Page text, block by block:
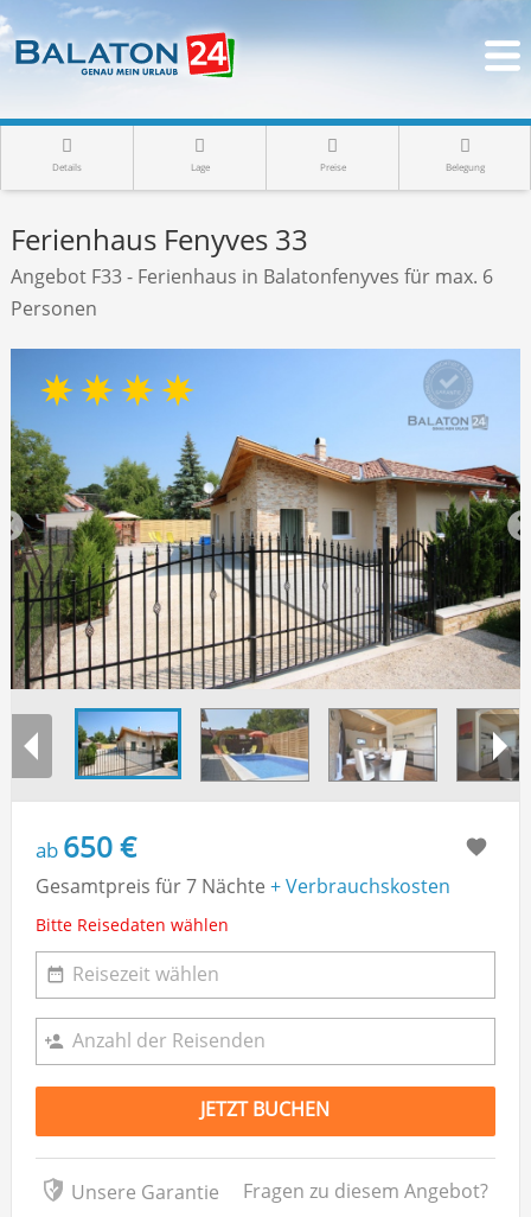
Details Lage Preise Belegung
Ferienhaus Fenyves 33
Angebot F33 - Ferienhaus in Balatonfenyves für max. 6
Personen
ab 650 €
Gesamtpreis für 7 Nächte + Verbrauchskosten
Bitte Reisedaten wählen
JETZT BUCHEN
Unsere Garantie Fragen zu diesem Angebot?